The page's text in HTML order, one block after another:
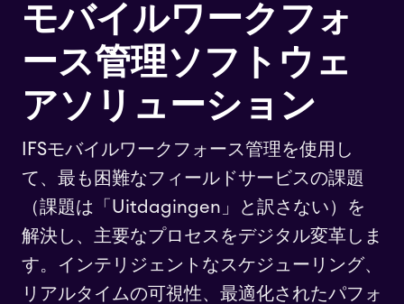
モバイルワークフォ
ース管理ソフトウェ
アソリューション
IFSモバイルワークフォース管理を使用し
て、最も困難なフィールドサービスの課題
（課題は「Uitdagingen」と訳さない）を
解決し、主要なプロセスをデジタル変革しま
す。インテリジェントなスケジューリング、
リアルタイムの可視性、最適化されたパフォ